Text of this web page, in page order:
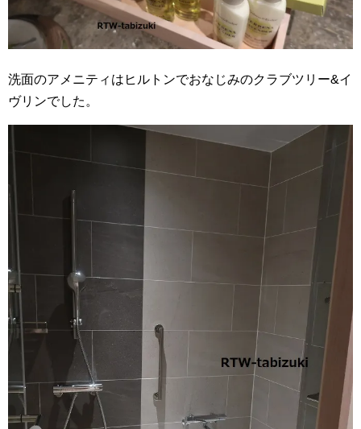
洗面のアメニティはヒルトンでおなじみのクラブツリー&イ
ヴリンでした。